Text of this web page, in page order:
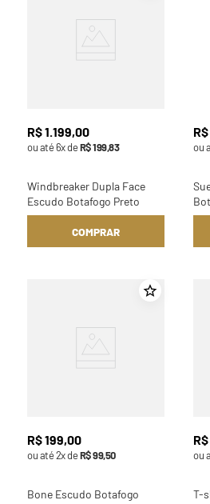
R$1.199,00
ou até6x deR$199,83
Windbreaker Dupla Face
Escudo Botafogo Preto
COMPRAR
R$
ou
R$199,00
ou até2x deR$99,50
Bone Escudo Botafogo
R$
ou
T-